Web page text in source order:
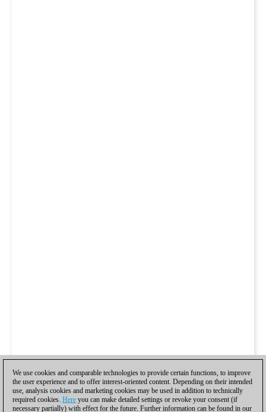
We use cookies and comparable technologies to provide certain functions, to improve
the user experience and to offer interest-oriented content. Depending on their intended
use, analysis cookies and marketing cookies may be used in addition to technically
required cookies. Here you can make detailed settings or revoke your consent (if
necessary partially) with effect for the future. Further information can be found in our